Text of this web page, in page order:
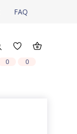
FAQ
0 0